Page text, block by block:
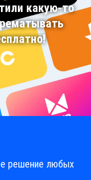
какую-то
решение любых